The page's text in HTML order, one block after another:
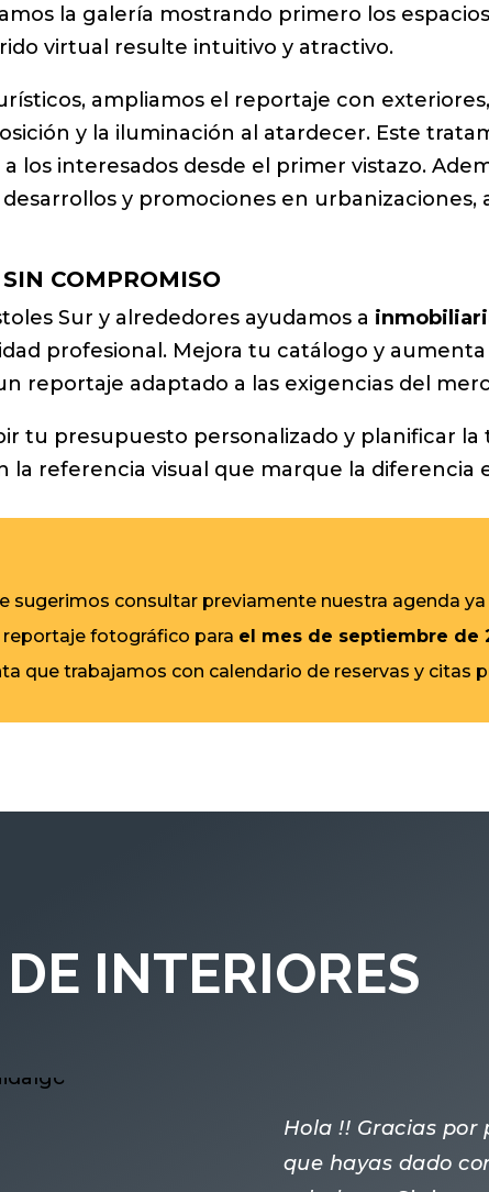
la galería mostrando primero los
virtual resulte intuitivo y atractivo.
ampliamos el reportaje con
y la iluminación al atardecer. Este
los interesados desde el primer vistazo.
y promociones en
COMPROMISO
Sur y alrededores ayudamos a
profesional. Mejora tu catálogo y aumenta
reportaje adaptado a las exigencias del
tu presupuesto personalizado y planificar la
referencia visual que marque la diferencia
sugerimos consultar previamente nuestra agenda
fotográfico para el mes de septiembre de
que trabajamos con calendario de reservas y citas
INTERIORES
Hola !! Gracias
que hayas dado